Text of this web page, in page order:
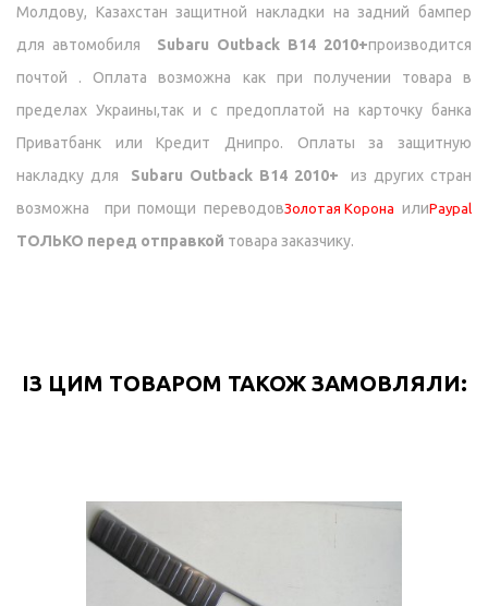
Молдову, Казахстан защитной накладки на задний бампер
для автомобиля
Subaru Outback B14 2010+производится
почтой . Оплата возможна как при получении товара в
пределах Украины,так и с предоплатой на карточку банка
Приватбанк или Кредит Днипро.
Оплаты за защитную
накладку для Subaru Outback B14 2010+ из других стран
возможна при помощи переводовЗолотая Корона илиPaypal
ТОЛЬКО перед отправкой товара заказчику.
ІЗ ЦИМ ТОВАРОМ ТАКОЖ ЗАМОВЛЯЛИ: